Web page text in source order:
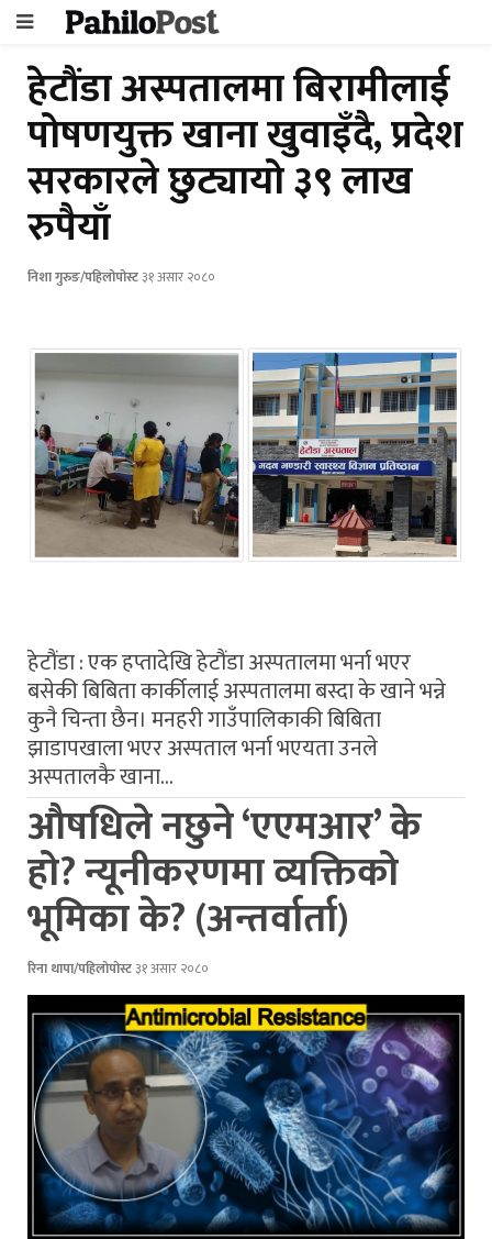
हेटौंडा अस्पतालमा बिरामीलाई
पोषणयुक्त खाना खुवाइँदै, प्रदेश
सरकारले छुट्यायो ३९ लाख
रुपैयाँ
निशा गुरुङ/पहिलोपोस्ट३१ असार २०८०
हेटौंडा : एक हप्तादेखि हेटौंडा अस्पतालमा भर्ना भएर
बसेकी बिबिता कार्कीलाई अस्पतालमा बस्दा के खाने भन्ने
कुनै चिन्ता छैन। मनहरी गाउँपालिकाकी बिबिता
झाडापखाला भएर अस्पताल भर्ना भएयता उनले
अस्पतालकै खाना…
औषधिले नछुने ‘एएमआर’ के
हो? न्यूनीकरणमा व्यक्तिको
भूमिका के? (अन्तर्वार्ता)
रिना थापा/पहिलोपोस्ट३१ असार २०८०